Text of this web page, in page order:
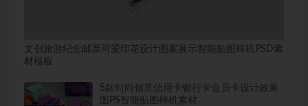
文创旅游纪念邮票可爱印花设计图案展示智能贴图样机PSD素
材模板
5款时尚创意信用卡银行卡会员卡设计效果
图PS智能贴图样机素材